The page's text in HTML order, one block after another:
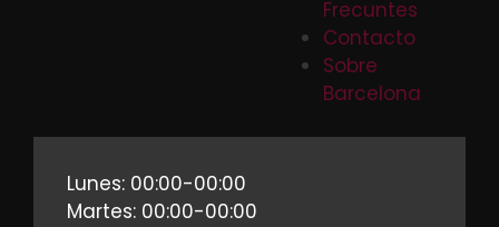
Frecuntes
Contacto
Sobre
Barcelona
Lunes: 00:00-00:00
Martes: 00:00-00:00